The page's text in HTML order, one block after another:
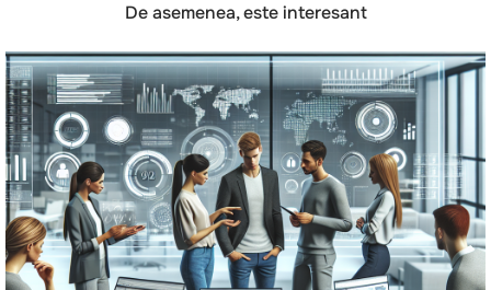
De asemenea, este interesant